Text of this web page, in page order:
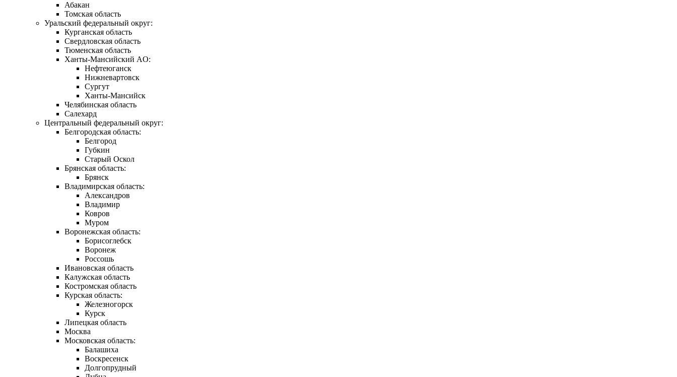
Абакан
Томская область
Уральский федеральный округ:
Курганская область
Свердловская область
Тюменская область
Ханты-Мансийский AO:
Нефтеюганск
Нижневартовск
Сургут
Ханты-Мансийск
Челябинская область
Салехард
Центральный федеральный округ:
Белгородская область:
Белгород
Губкин
Старый Оскол
Брянская область:
Брянск
Владимирская область:
Александров
Владимир
Ковров
Муром
Воронежская область:
Борисоглебск
Воронеж
Россошь
Ивановская область
Калужская область
Костромская область
Курская область:
Железногорск
Курск
Липецкая область
Москва
Московская область:
Балашиха
Воскресенск
Долгопрудный